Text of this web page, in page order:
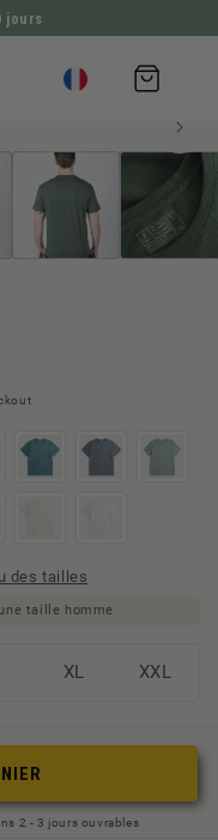
CONTENU
jours
Panier
d'achat
LE PRODUIT
des tailles
taille homme
XL
Variante
nicht
verfügbar
XXL
Variante
verfügbar
2 - 3 jours ouvrables